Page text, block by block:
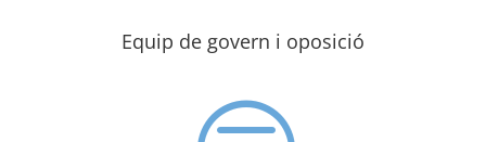
Equip de govern i oposició